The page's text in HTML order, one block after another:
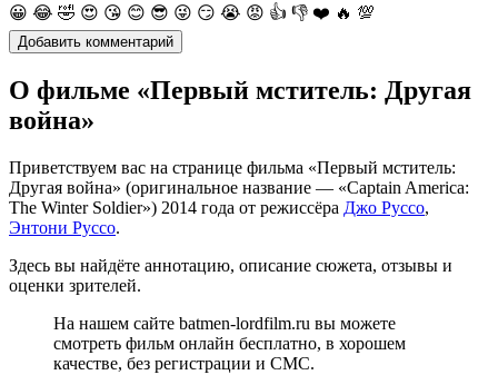
😀 😂 🤣 😍 😘 😊 😎 😜 😏 😭 😡 👍 👎 ❤️ 🔥 💯
О фильме «Первый мститель: Другая
война»
Приветствуем вас на странице фильма «Первый мститель:
Другая война» (оригинальное название — «Captain America:
The Winter Soldier») 2014 года от режиссёра Джо Руссо,
Энтони Руссо.
Здесь вы найдёте аннотацию, описание сюжета, отзывы и
оценки зрителей.
На нашем сайте batmen-lordfilm.ru вы можете
смотреть фильм онлайн бесплатно, в хорошем
качестве, без регистрации и СМС.